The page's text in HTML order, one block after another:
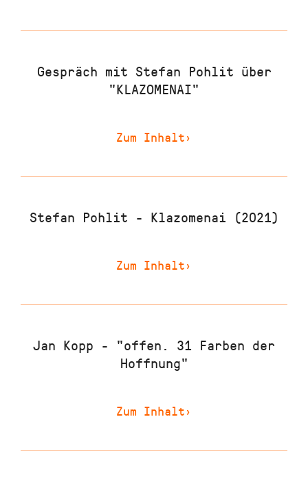
Gespräch mit Stefan Pohlit über
"KLAZOMENAI"
Zum Inhalt›
Stefan Pohlit - Klazomenai (2021)
Zum Inhalt›
Jan Kopp - "offen. 31 Farben der
Hoffnung"
Zum Inhalt›